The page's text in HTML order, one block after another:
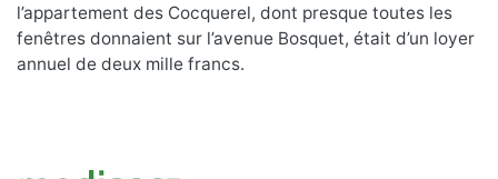
l’appartement des Cocquerel, dont presque toutes les
fenêtres donnaient sur l’avenue Bosquet, était d’un loyer
annuel de deux mille francs.